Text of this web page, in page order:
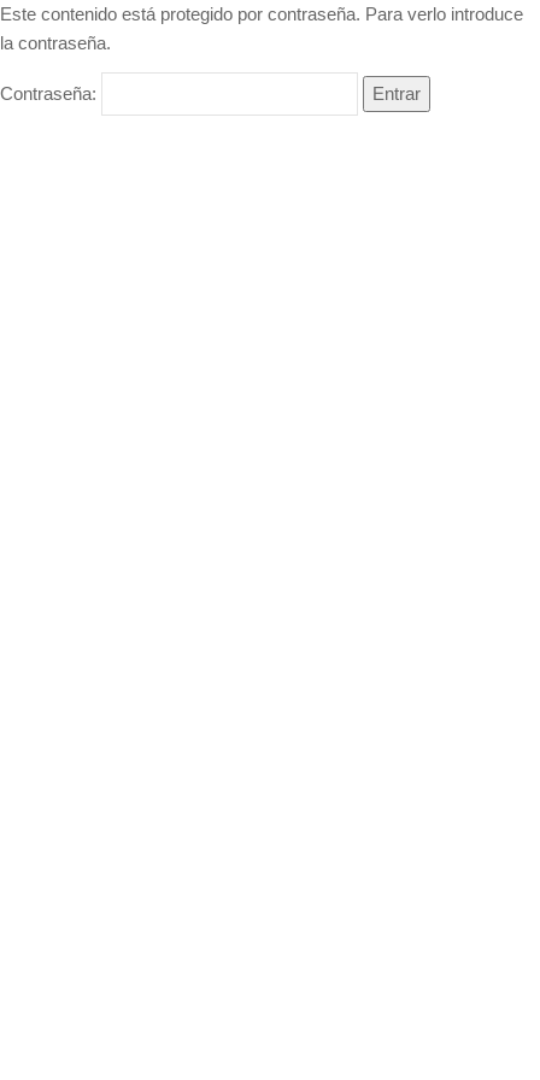
Este contenido está protegido por contraseña. Para verlo introduce
la contraseña.
Contraseña: